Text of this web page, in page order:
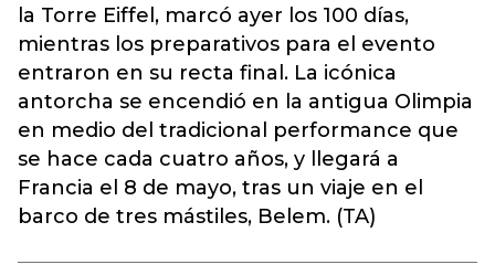
la Torre Eiffel, marcó ayer los 100 días,
mientras los preparativos para el evento
entraron en su recta final. La icónica
antorcha se encendió en la antigua Olimpia
en medio del tradicional performance que
se hace cada cuatro años, y llegará a
Francia el 8 de mayo, tras un viaje en el
barco de tres mástiles, Belem. (TA)